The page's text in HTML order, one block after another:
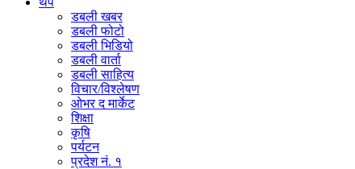
डबली खबर
डबली फोटो
डबली भिडियो
डबली वार्ता
डबली साहित्य
विचार/विश्‍लेषण
ओभर द मार्केट
शिक्षा
कृषि
पर्यटन
प्रदेश नं. १